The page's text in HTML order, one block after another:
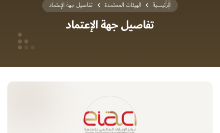
الرئيسية الهيئات المعتمدة تفاصيل جهة الإعتماد
تفاصيل جهة الإعتماد